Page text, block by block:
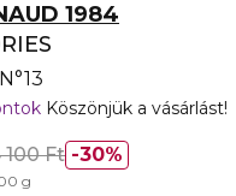
1984
Köszönjük a vásárlást!
30%
100 Ft
g